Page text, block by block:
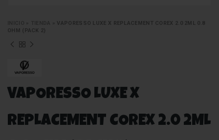
VAPORESSO LUXE X REPLACEMENT COREX 2.0 2ML 0.8
OHM (PACK 2)
VAPORESSO LUXE X
REPLACEMENT COREX 2.0 2ML